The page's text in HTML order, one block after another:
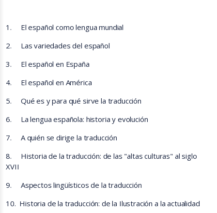
1.
El español como lengua mundial
2.
Las variedades del español
3.
El español en España
4.
El español en América
5.
Qué es y para qué sirve la traducción
6.
La lengua española: historia y evolución
7.
A quién se dirige la traducción
8.
Historia de la traducción: de las "altas culturas" al siglo
XVII
9.
Aspectos lingüísticos de la traducción
10. Historia de la traducción: de la Ilustración a la actualidad